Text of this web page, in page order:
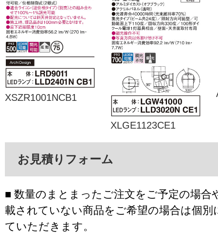
XSZR1001NCB1
XLGE1123CE1
お見積りフォーム
■ 数量のまとまったご注文をご予定の場合
載されていない商品をご希望の場合は個別
ていただきます。